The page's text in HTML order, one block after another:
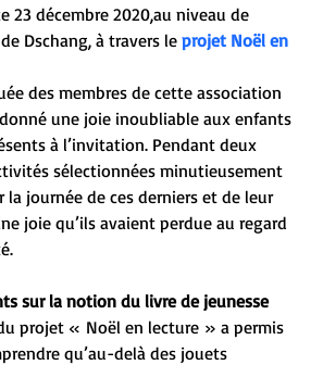
23 décembre 2020,au niveau de
Dschang, à travers le projet Noël en
des membres de cette association
une joie inoubliable aux enfants
à l’invitation. Pendant deux
sélectionnées minutieusement
la journée de ces derniers et de leur
joie qu’ils avaient perdue au regard
sur la notion du livre de jeunesse
projet « Noël en lecture » a permis
qu’au-delà des jouets